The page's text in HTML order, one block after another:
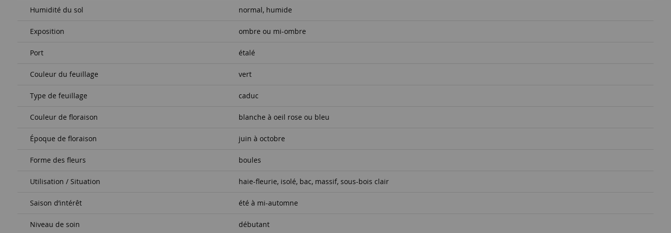
Humidité du sol normal, humide
Exposition ombre ou mi-ombre
Port étalé
Couleur du feuillage vert
Type de feuillage caduc
Couleur de floraison blanche à oeil rose ou bleu
Époque de floraison juin à octobre
Forme des fleurs boules
Utilisation / Situation haie-fleurie, isolé, bac, massif, sous-bois clair
Saison d’intérêt été à mi-automne
Niveau de soin débutant